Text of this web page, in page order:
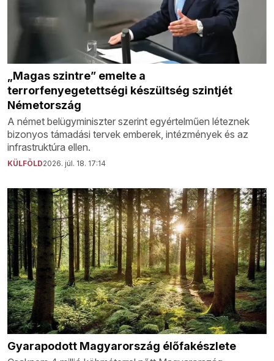
„Magas szintre” emelte a
terrorfenyegetettségi készültség szintjét
Németország
A német belügyminiszter szerint egyértelműen léteznek
bizonyos támadási tervek emberek, intézmények és az
infrastruktúra ellen.
KÜLFÖLD2026. júl. 18. 17:14
Gyarapodott Magyarország élőfakészlete